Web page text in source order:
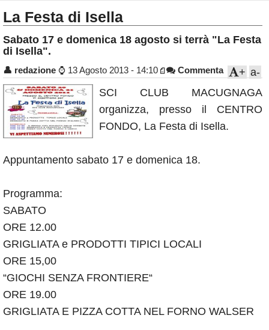
Politica
Sport
Eventi
Rubriche
Calendario
Annunci
La Festa di Isella
Sabato 17 e domenica 18 agosto si terrà "La Festa
di Isella".
👤 redazione ⌚ 13 Agosto 2013 - 14:10 Commenta a-
+
SCI CLUB MACUGNAGA
organizza, presso il CENTRO
FONDO, La Festa di Isella.
Appuntamento sabato 17 e domenica 18.
Programma:
SABATO
ORE 12.00
GRIGLIATA e PRODOTTI TIPICI LOCALI
ORE 15,00
“GIOCHI SENZA FRONTIERE“
ORE 19.00
GRIGLIATA E PIZZA COTTA NEL FORNO WALSER